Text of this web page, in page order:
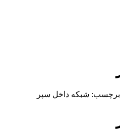
برچسب: شبکه داخل سپر